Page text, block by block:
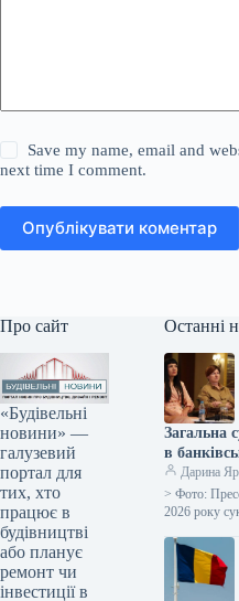
Save my name, email and
next time I comment.
Опублікувати коментар
Про сайт
«Будівельні
новини» —
галузевий
портал для
тих, хто
працює в
будівництві
або планує
ремонт чи
інвестиції в
Останні
Загальна
в
досягла
Дарина
> Фото:
2026 року
мільярдів